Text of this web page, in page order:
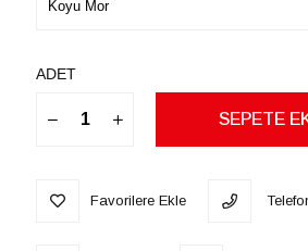
ADET
Favorilere Ekle